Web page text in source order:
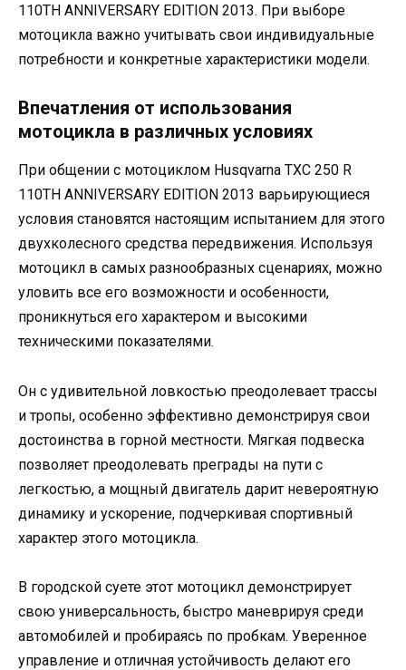
110TH ANNIVERSARY EDITION 2013. При выборе
мотоцикла важно учитывать свои индивидуальные
потребности и конкретные характеристики модели.
Впечатления от использования
мотоцикла в различных условиях
При общении с мотоциклом Husqvarna TXC 250 R
110TH ANNIVERSARY EDITION 2013 варьирующиеся
условия становятся настоящим испытанием для этого
двухколесного средства передвижения. Используя
мотоцикл в самых разнообразных сценариях, можно
уловить все его возможности и особенности,
проникнуться его характером и высокими
техническими показателями.
Он с удивительной ловкостью преодолевает трассы
и тропы, особенно эффективно демонстрируя свои
достоинства в горной местности. Мягкая подвеска
позволяет преодолевать преграды на пути с
легкостью, а мощный двигатель дарит невероятную
динамику и ускорение, подчеркивая спортивный
характер этого мотоцикла.
В городской суете этот мотоцикл демонстрирует
свою универсальность, быстро маневрируя среди
автомобилей и пробираясь по пробкам. Уверенное
управление и отличная устойчивость делают его